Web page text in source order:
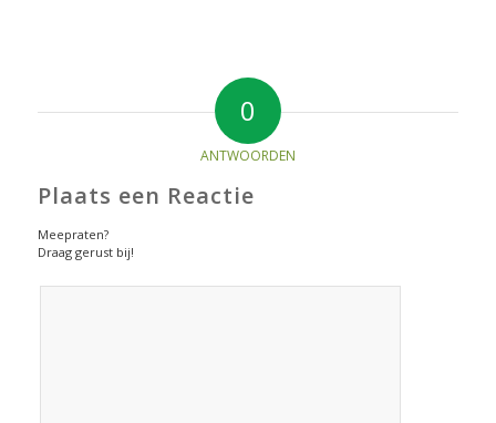
0
ANTWOORDEN
Plaats een Reactie
Meepraten?
Draag gerust bij!